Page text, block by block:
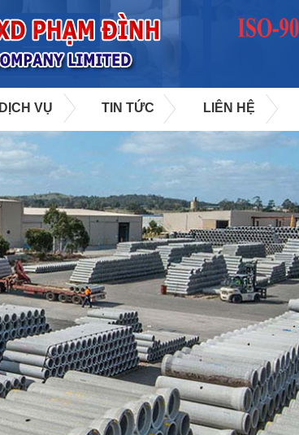
DỊCH VỤ TIN TỨC LIÊN HỆ